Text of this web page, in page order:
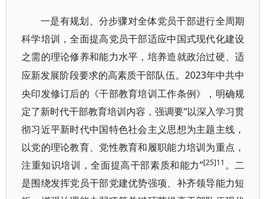
一是有规划、分步骤对全体党员干部进行全周期
科学培训，全面提高党员干部适应中国式现代化建设
之需的理论修养和能力水平，培养造就政治过硬、适
应新发展阶段要求的高素质干部队伍。 2023年中共中
央印发修订后的《干部教育培训工作条例》，明确规
定了新时代干部教育培训内容，强调要“以深入学习贯
彻习近平新时代中国特色社会主义思想为主题主线，
以党的理论教育、党性教育和履职能力培训为重点，
注重知识培训，全面提高干部素质和能力”[25]11 。二
是围绕发挥党员干部党建优势强项、补齐领导能力短